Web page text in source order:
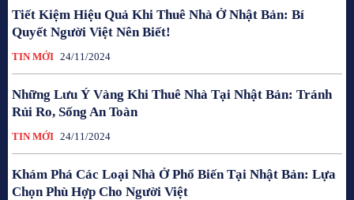
Tiết Kiệm Hiệu Quả Khi Thuê Nhà Ở Nhật Bản: Bí
Quyết Người Việt Nên Biết!
TIN MỚI 24/11/2024
Những Lưu Ý Vàng Khi Thuê Nhà Tại Nhật Bản: Tránh
Rủi Ro, Sống An Toàn
TIN MỚI 24/11/2024
Khám Phá Các Loại Nhà Ở Phổ Biến Tại Nhật Bản: Lựa
Chọn Phù Hợp Cho Người Việt